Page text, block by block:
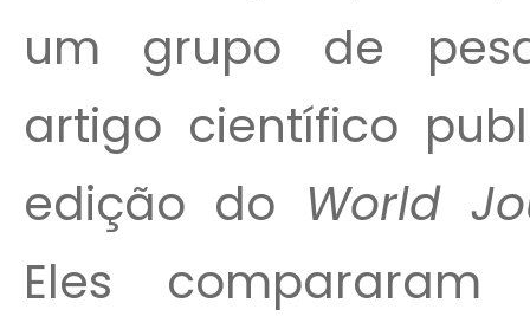
um grupo de
artigo científico
edição do World
Eles